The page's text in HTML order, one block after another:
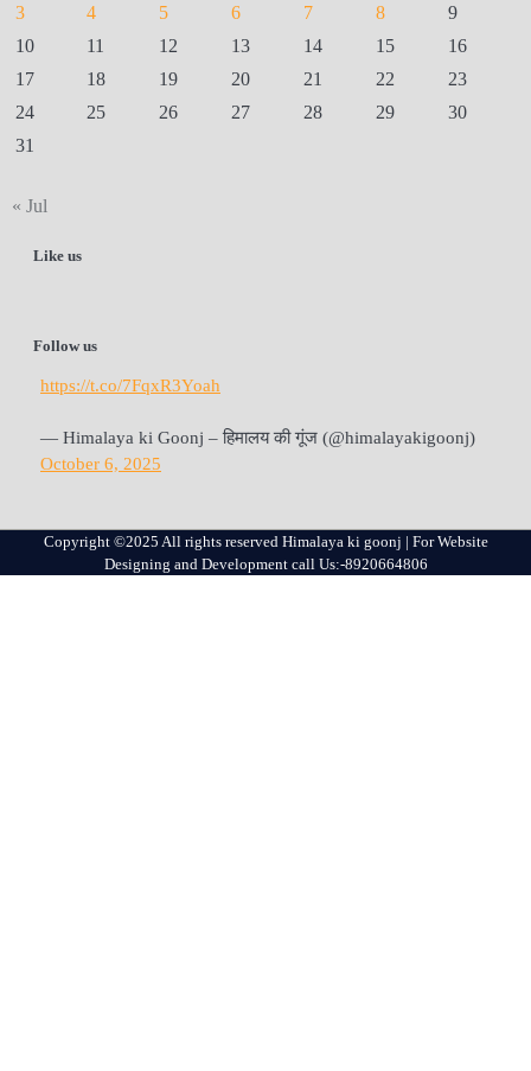
3
4 5 6 7 8
9
10
11 12 13 14 15
16
17
18 19 20 21 22
23
24
25 26 27 28 29
30
31
« Jul
Like us
Follow us
https://t.co/7FqxR3Yoah
— Himalaya ki Goonj – हिमालय की गूंज (@himalayakigoonj)
October 6, 2025
Copyright ©2025 All rights reserved Himalaya ki goonj | For Website
Designing and Development call Us:-8920664806